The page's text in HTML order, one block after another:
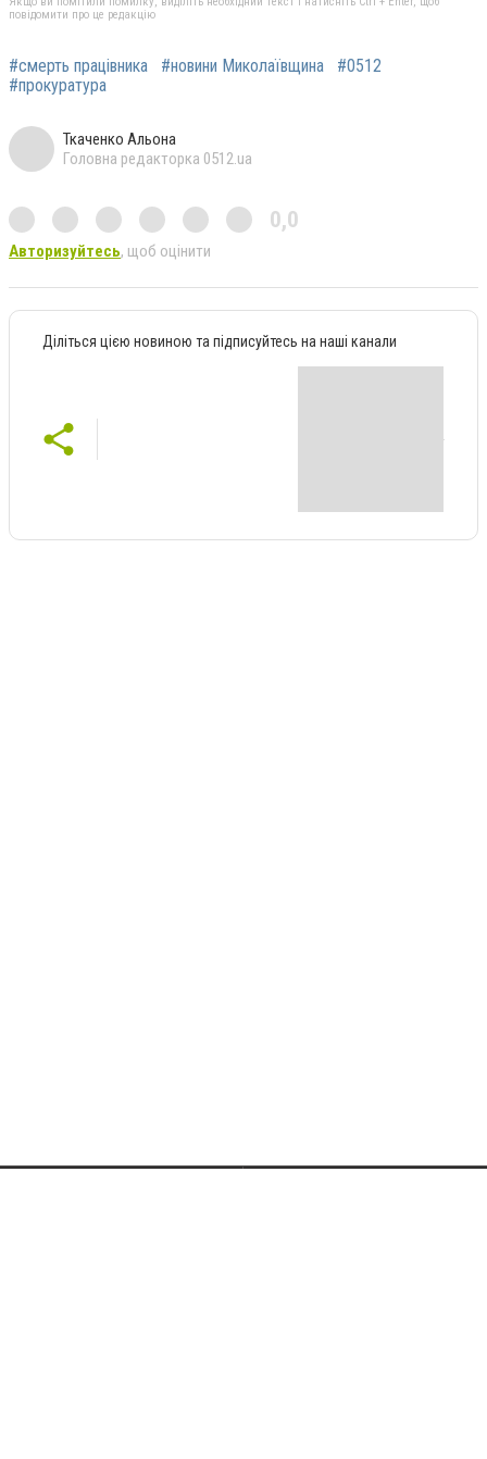
повідомити про це редакцію
#смерть працівника #новини Миколаївщина
#0512
#прокуратура
Ткаченко Альона
Головна редакторка 0512.ua
0,0
Авторизуйтесь, щоб оцінити
Діліться цією новиною та підписуйтесь на наші канали